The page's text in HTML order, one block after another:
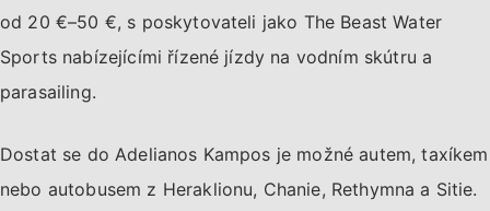
od 20 €–50 €, s poskytovateli jako The Beast Water
Sports nabízejícími řízené jízdy na vodním skútru a
parasailing.
Dostat se do Adelianos Kampos je možné autem, taxíkem
nebo autobusem z Heraklionu, Chanie, Rethymna a Sitie.